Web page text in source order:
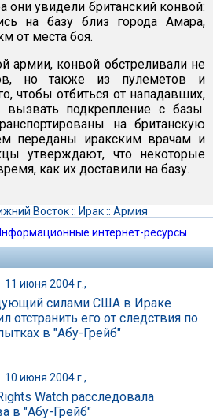
они увидели британский конвой:
на базу близ города Амара,
от места боя.
армии, конвой обстреливали не
но также из пулеметов и
чтобы отбиться от нападавших,
вызвать подкрепление с базы.
на британскую
переданы иракским врачам и
утверждают, что некоторые
как их доставили на базу.
Восток:: Ирак:: Армия
интернет-ресурсы
11 июня 2004 г.,
силами США в Ираке
отстранить его от следствия по
в "Абу-Грейб"
10 июня 2004 г.,
Watch расследовала
в "Абу-Грейб"